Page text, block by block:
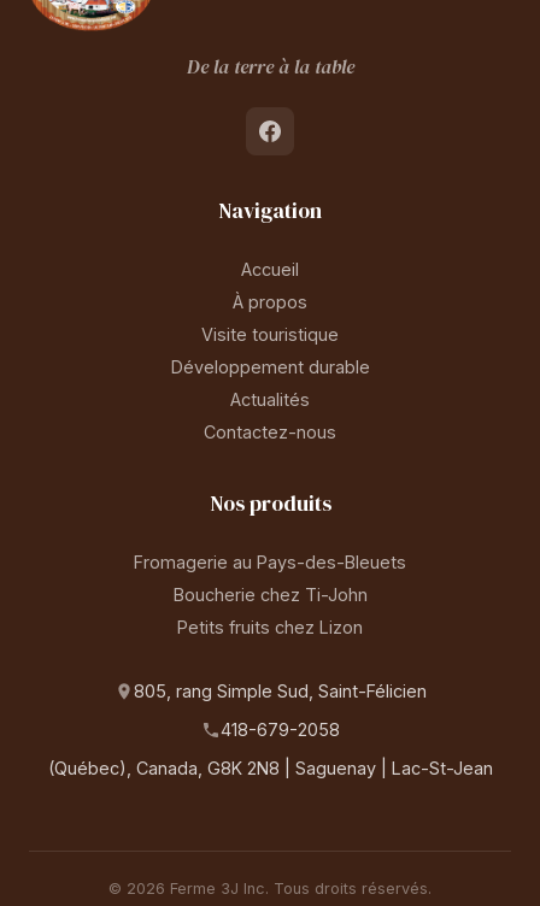
De la terre à la table
Navigation
Accueil
À propos
Visite touristique
Développement durable
Actualités
Contactez-nous
Nos produits
Fromagerie au Pays-des-Bleuets
Boucherie chez Ti-John
Petits fruits chez Lizon
805, rang Simple Sud, Saint-Félicien
418-679-2058
(Québec), Canada, G8K 2N8 | Saguenay | Lac-St-Jean
© 2026 Ferme 3J Inc. Tous droits réservés.